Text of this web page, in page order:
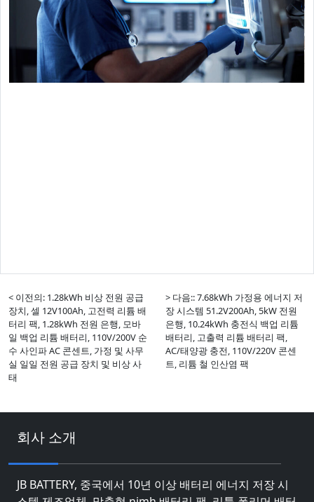
< 이전의: 1.28kWh 비상 전원 공급
장치, 셀 12V100Ah, 고전력 리튬 배
터리 팩, 1.28kWh 전원 은행, 모바
일 백업 리튬 배터리, 110V/200V 순
수 사인파 AC 콘센트, 가정 및 사무
실 일일 전원 공급 장치 및 비상 사
태
> 다음:: 7.68kWh 가정용 에너지 저
장 시스템 51.2V200Ah, 5kW 전원
은행, 10.24kWh 충전식 백업 리튬
배터리, 고출력 리튬 배터리 팩,
AC/태양광 충전, 110V/220V 콘센
트, 리튬 철 인산염 팩
회사 소개
JB BATTERY, 중국에서 10년 이상 배터리 에너지 저장 시